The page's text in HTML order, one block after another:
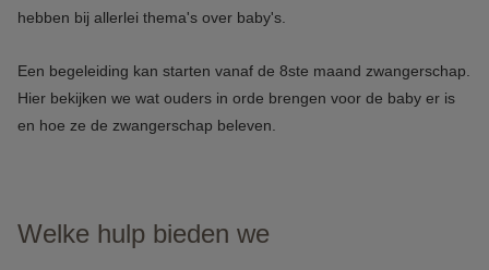
hebben bij allerlei thema's over baby's.
Een begeleiding kan starten vanaf de 8ste maand zwangerschap.
Hier bekijken we wat ouders in orde brengen voor de baby er is
en hoe ze de zwangerschap beleven.
Welke hulp bieden we